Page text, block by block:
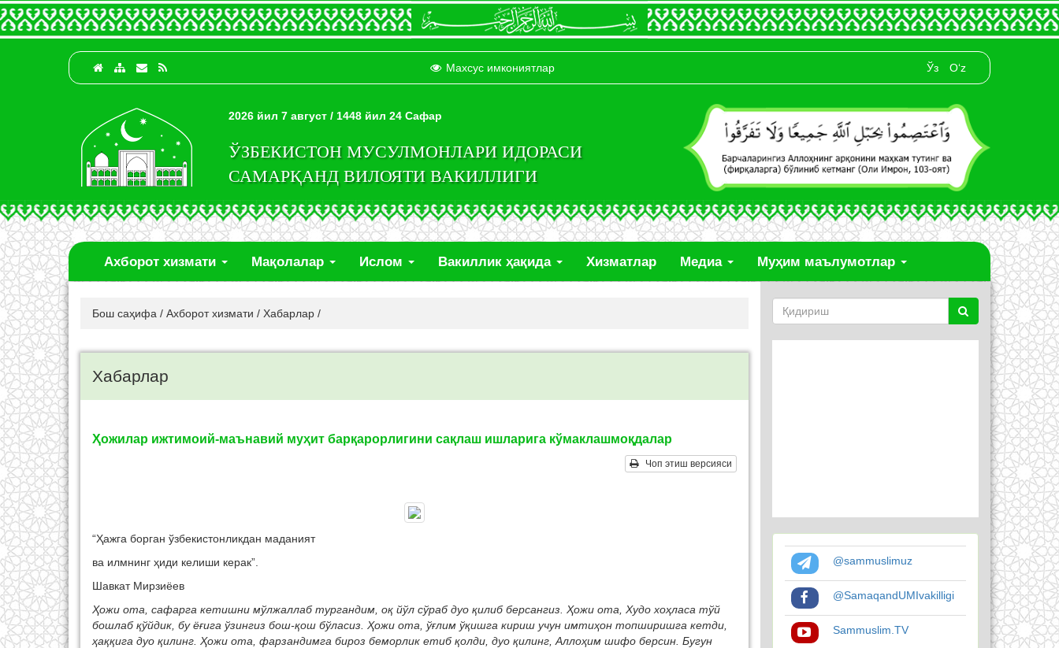
Махсус имкониятлар Ўз O‘z
2026 йил 7 август / 1448 йил 24 Сафар
ЎЗБЕКИСТОН МУСУЛМОНЛАРИ ИДОРАСИ
САМАРҚАНД ВИЛОЯТИ ВАКИЛЛИГИ
Ахборот хизмати Мақолалар Ислом Вакиллик ҳақида Хизматлар Медиа Муҳим маълумотлар
Бош саҳифа / Ахборот хизмати / Хабарлар /
Хабарлар
Ҳожилар ижтимоий-маънавий муҳит барқарорлигини сақлаш ишларига кўмаклашмоқдалар
Чоп этиш версияси
“Ҳажга борган ўзбекистонликдан маданият
ва илмнинг ҳиди келиши керак”.
Шавкат Мирзиёев
Ҳожи ота, сафарга кетишни мўлжаллаб тургандим, оқ йўл сўраб дуо қилиб берсангиз. Ҳожи ота, Худо хоҳласа тўй
бошлаб қўйдик, бу ёғига ўзингиз бош-қош бўласиз. Ҳожи ота, ўғлим ўқишга кириш учун имтиҳон топширишга кетди,
ҳаққига дуо қилинг. Ҳожи ота, фарзандимга бироз беморлик етиб қолди, дуо қилинг, Аллоҳим шифо берсин. Бугун
@sammuslimuz
@SamaqandUMIvakilligi
Sammuslim.TV